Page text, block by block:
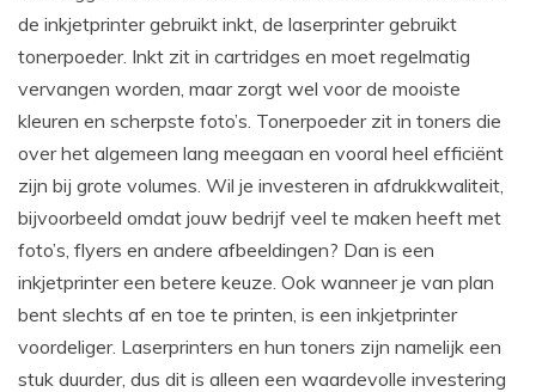
de inkjetprinter gebruikt inkt, de laserprinter gebruikt
tonerpoeder. Inkt zit in cartridges en moet regelmatig
vervangen worden, maar zorgt wel voor de mooiste
kleuren en scherpste foto’s. Tonerpoeder zit in toners die
over het algemeen lang meegaan en vooral heel efficiënt
zijn bij grote volumes. Wil je investeren in afdrukkwaliteit,
bijvoorbeeld omdat jouw bedrijf veel te maken heeft met
foto’s, flyers en andere afbeeldingen? Dan is een
inkjetprinter een betere keuze. Ook wanneer je van plan
bent slechts af en toe te printen, is een inkjetprinter
voordeliger. Laserprinters en hun toners zijn namelijk een
stuk duurder, dus dit is alleen een waardevolle investering